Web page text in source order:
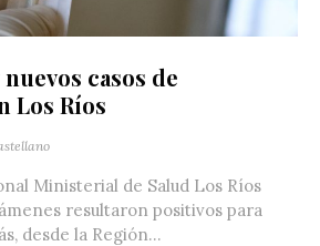
casos de
Los Ríos
Ministerial de Salud Los Ríos
resultaron positivos para
desde la Región...